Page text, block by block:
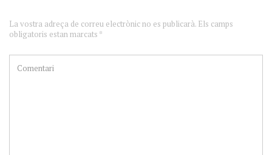
La vostra adreça de correu electrònic no es publicarà. Els camps
obligatoris estan marcats *